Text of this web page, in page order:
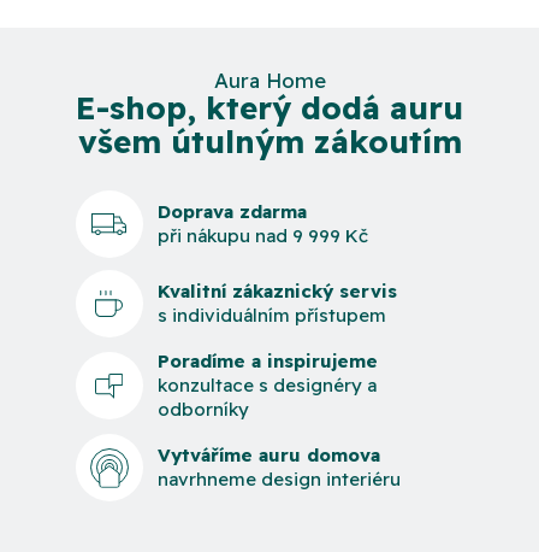
Aura Home
E-shop, který dodá auru
všem útulným zákoutím
Doprava zdarma
při nákupu nad 9 999 Kč
Kvalitní zákaznický servis
s individuálním přístupem
Poradíme a inspirujeme
konzultace s designéry a
odborníky
Vytváříme auru domova
navrhneme design interiéru